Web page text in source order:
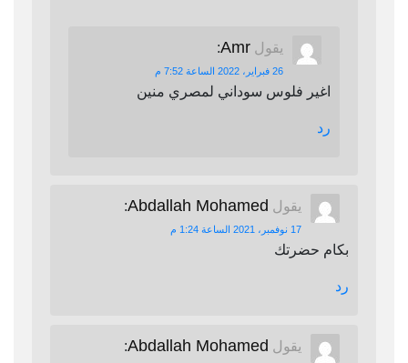
يقول Amr
:
26 فبراير، 2022 الساعة 7:52 م
اغير فلوس سوداني لمصري منين
رد
يقول Abdallah Mohamed
:
17 نوفمبر، 2021 الساعة 1:24 م
بكام حضرتك
رد
يقول Abdallah Mohamed
: